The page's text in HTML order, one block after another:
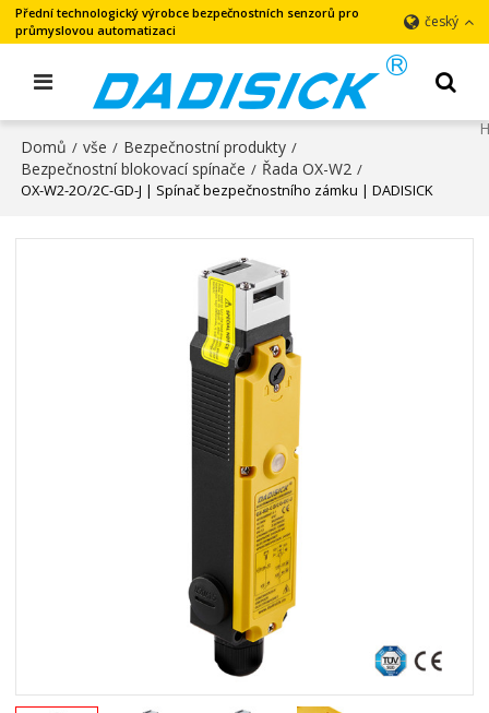
Přední technologický výrobce bezpečnostních senzorů pro
průmyslovou automatizaci
český
Domů / vše / Bezpečnostní produkty /
Bezpečnostní blokovací spínače / Řada OX-W2 /
OX-W2-2O/2C-GD-J | Spínač bezpečnostního zámku | DADISICK